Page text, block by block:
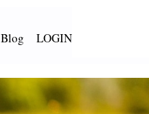
Blog LOGIN